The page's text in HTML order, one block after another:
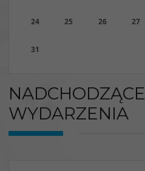
24 25 26 27
31
NADCHODZĄCE
WYDARZENIA